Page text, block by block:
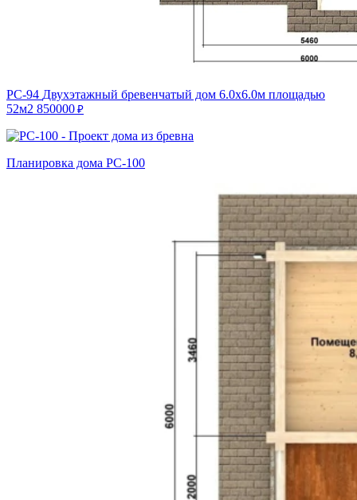
РС-94 Двухэтажный бревенчатый дом 6.0х6.0м площадью
52м2 850000 ₽
Планировка дома РС-100